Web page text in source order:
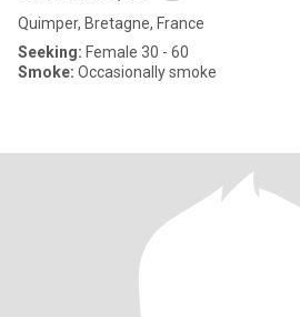
Quimper, Bretagne, France
Seeking: Female 30 - 60
Smoke: Occasionally smoke